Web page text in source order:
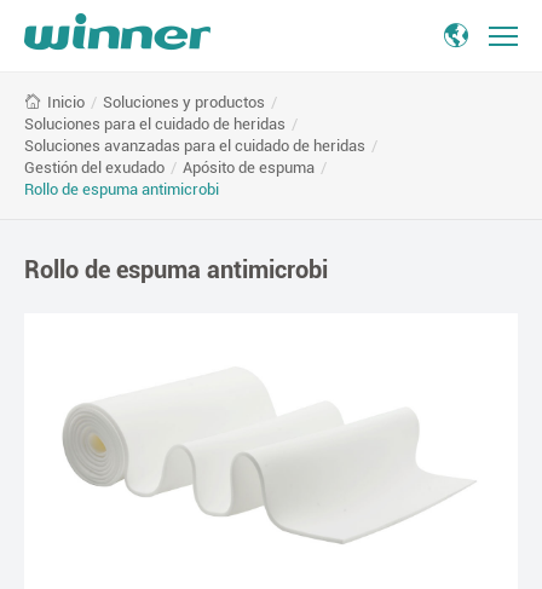
espuma
antimicrobi
Inicio / Soluciones y productos /
Soluciones para el cuidado de heridas /
Soluciones avanzadas para el cuidado de heridas /
Gestión del exudado / Apósito de espuma /
Rollo de espuma antimicrobi
Rollo de espuma antimicrobi